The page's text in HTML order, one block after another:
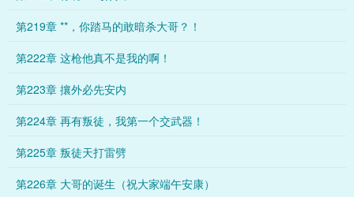
第219章 **，你踏马的敢暗杀大哥？！
第222章 这枪他真不是我的啊！
第223章 攘外必先安内
第224章 再有叛徒，我第一个交武器！
第225章 叛徒天打雷劈
第226章 大哥的诞生（祝大家端午安康）